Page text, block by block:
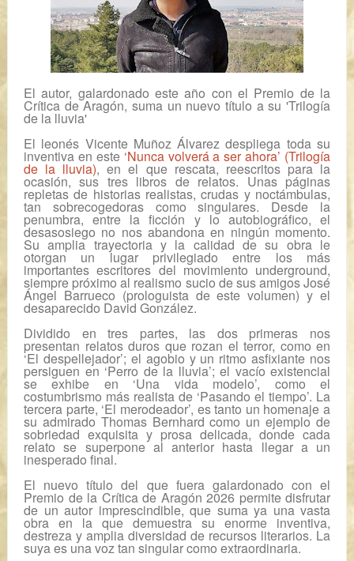
El autor, galardonado este año con el Premio de la
Crítica de Aragón, suma un nuevo título a su 'Trilogía
de la lluvia'
El leonés Vicente Muñoz Álvarez despliega toda su
inventiva en este ‘Nunca volverá a ser ahora’ (Trilogía
de la lluvia), en el que rescata, reescritos para la
ocasión, sus tres libros de relatos. Unas páginas
repletas de historias realistas, crudas y noctámbulas,
tan sobrecogedoras como singulares. Desde la
penumbra, entre la ficción y lo autobiográfico, el
desasosiego no nos abandona en ningún momento.
Su amplia trayectoria y la calidad de su obra le
otorgan un lugar privilegiado entre los más
importantes escritores del movimiento underground,
siempre próximo al realismo sucio de sus amigos José
Ángel Barrueco (prologuista de este volumen) y el
desaparecido David González.
Dividido en tres partes, las dos primeras nos
presentan relatos duros que rozan el terror, como en
‘El despellejador’; el agobio y un ritmo asfixiante nos
persiguen en ‘Perro de la lluvia’; el vacío existencial
se exhibe en ‘Una vida modelo’, como el
costumbrismo más realista de ‘Pasando el tiempo’. La
tercera parte, ‘El merodeador’, es tanto un homenaje a
su admirado Thomas Bernhard como un ejemplo de
sobriedad exquisita y prosa delicada, donde cada
relato se superpone al anterior hasta llegar a un
inesperado final.
El nuevo título del que fuera galardonado con el
Premio de la Crítica de Aragón 2026 permite disfrutar
de un autor imprescindible, que suma ya una vasta
obra en la que demuestra su enorme inventiva,
destreza y amplia diversidad de recursos literarios. La
suya es una voz tan singular como extraordinaria.